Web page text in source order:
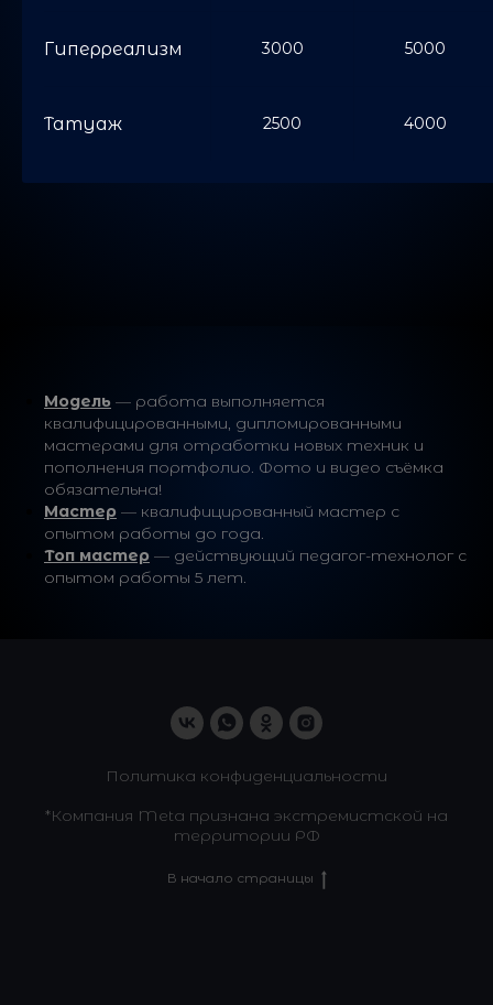
Гиперреализм 3000 5000
Татуаж 2500 4000
Модель — работа выполняется
квалифицированными, дипломированными
мастерами для отработки новых техник и
пополнения портфолио. Фото и видео съёмка
обязательна!
Мастер — квалифицированный мастер с
опытом работы до года.
Топ мастер — действующий педагог-технолог с
опытом работы 5 лет.
Политика конфиденциальности
*Компания Meta признана экстремистской на
территории РФ
В начало страницы